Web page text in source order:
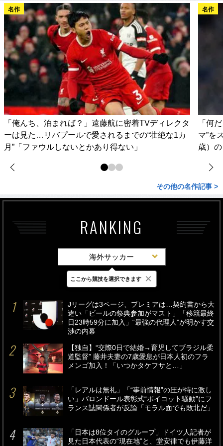
名作
「俺んち、泊まれば？」遠藤航に密着TVディレクタ
ーは見た…リバプールで愛されるまでの“壮絶な1カ
月”「ファウルしないとかあり得ない」
名作
「何
マ”を
歳）
その他の名作記事 >
RANKING
海外サッカー
最新 24時間 週間
Jリーグは3ページ、プレミアは…契約書から大
違い「ビールの祭典参加がマスト」「移籍最終
日23時59分に加入」“最強の代理人”が明かす交
渉の内幕
【独自】“交際0日で結婚→育児してブラジル柔
道監督” 藤井夫妻の7歳愛息が日本人初のフラ
メンゴ加入！「いつかタケフサと…」
「レアルは無礼」「“事前情報”の圧が特に激し
い」バロンドール表彰式“ボイコット騒動”にフ
ランス誌関係者が反論「モラル面でも敗北だ」
「日本は8位タイのグループ」ドイツ人記者が
見た日本代表の“現在地”と、堂安律でも伊藤洋
ここから競技を選択できます ×